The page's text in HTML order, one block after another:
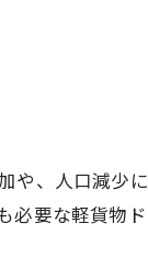
、人口減少
要な軽貨物